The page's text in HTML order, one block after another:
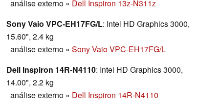
análise externo » Dell Inspiron 13z-N311z
Sony Vaio VPC-EH17FG/L: Intel HD Graphics 3000,
15.60", 2.4 kg
análise externo » Sony Vaio VPC-EH17FG/L
Dell Inspiron 14R-N4110: Intel HD Graphics 3000,
14.00", 2.2 kg
análise externo » Dell Inspiron 14R-N4110